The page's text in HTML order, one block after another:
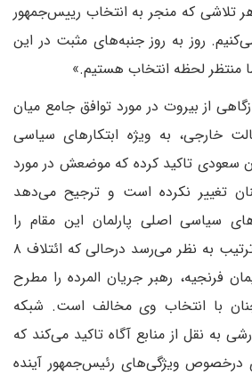
هر تلاشی که منجر به انتخاب رییس‌جمهور
روز به روز جنبه‌های مثبت در این
منتظر لحظه انتخاب هستیم.»
از بیروت در مورد توافق جامع میان
خارجی، به ویژه ابتکار‌های سیاسی
سعودی تاکید کرده که موضعش در مورد
تغییر نکرده است و ترجیح می‌دهد
سیاسی اصلی پارلمان این مقام را
دراختیار بگیرد. به این ترتیب به نظر می‌رسد درحالی که ائتلاف ۸
فرنجیه، رهبر جریان المرده را مطرح
با انتخاب وی مخالف است. شبکه
به نقل از منابع آگاه تاکید می‌کند که
ویژگی‌های رئیس‌جمهور آینده